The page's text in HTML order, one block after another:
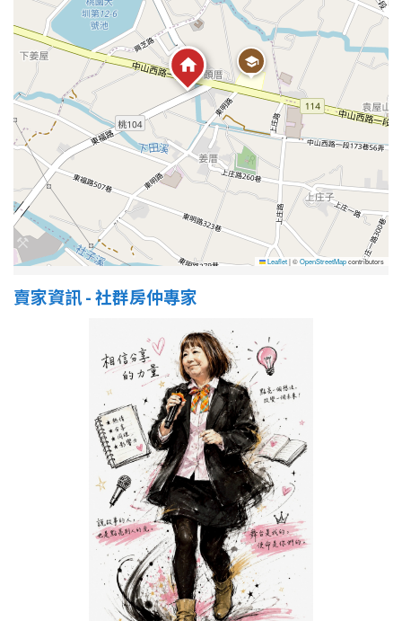
屋齡
不拘
5 年以下
5-10 年 10-20 年
20-30 年 30-40 年
40 年以上
售價
Leaflet|©OpenStreetMapcontributors
賣家資訊 - 社群房仲專家